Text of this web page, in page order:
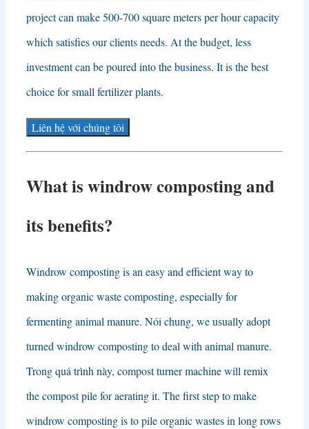
project can make500-700square meters per hour capacity
which satisfies our clients needs. At the budget, less
investment can be poured into the business. It is the best
choice for small fertilizer plants.
Liên hệ với chúng tôi
What is windrow composting and
its benefits?
Windrow composting is an easy and efficient way to
making organic waste composting, especially for
fermenting animal manure. Nói chung, we usually adopt
turned windrow composting to deal with animal manure.
Trong quá trình này, compost turner machine will remix
the compost pile for aerating it. The first step to make
windrow composting is to pile organic wastes in long rows